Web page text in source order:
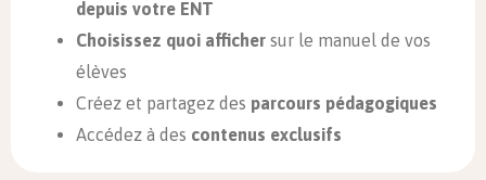
depuis votre ENT
Choisissez quoi afficher sur le manuel de vos
élèves
Créez et partagez des parcours pédagogiques
Accédez à des contenus exclusifs